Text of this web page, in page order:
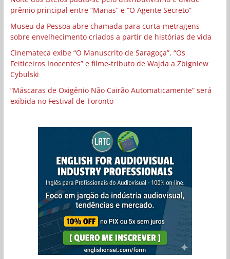
prêmio principal entre “Manas” e “O Agente Secreto”
Museu da Pessoa abre chamada para curta-metragens
sobre envelhecimento criados a partir de histórias de vida
Cinemateca exibe “O Manuscrito de Saragoça”, “Os
Feiticeiros Inocentes” e filme-tributo de Wajda a Zbigniew
Cybulski
“Máscaras de Oxigênio Não Cairão Automaticamente” será
exibida no Festival de Toronto